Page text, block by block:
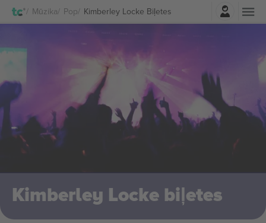
Mūzika Pop Kimberley Locke Biļetes
Pierakstīties
Kimberley Locke biļetes